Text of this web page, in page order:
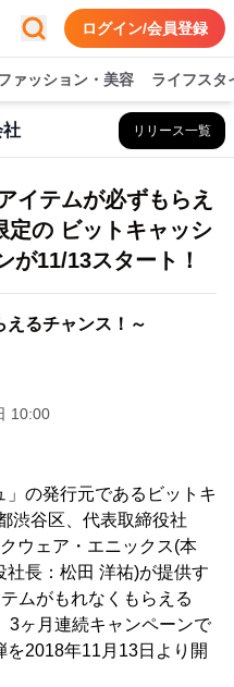
ログイン/会員登録
ァッション・美容 ライフスタ
社 リリース一覧
イテムが必ずもらえ
定の ビットキャッシ
が11/13スタート！
えるチャンス！～
10:00
の発行元であるビットキ
渋谷区、代表取締役社
ウェア・エニックス(本
長：松田 洋祐)が提供す
ムがもれなくもらえる
3ヶ月連続キャンペーンで
2018年11月13日より開